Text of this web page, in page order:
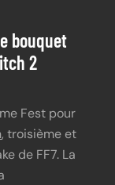
bouquet
2
Fest pour
, troisième et
de FF7. La